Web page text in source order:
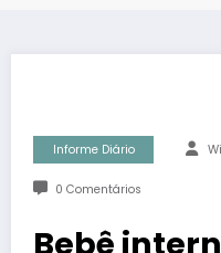
Informe Diário
0 Comentários